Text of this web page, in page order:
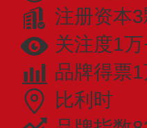
注册资本3
关注度1万
品牌得票
比利时